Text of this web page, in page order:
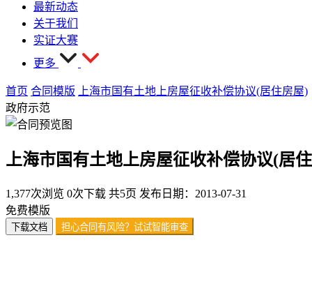
最新动态
关于我们
实证大赛
更多
首页 合同模版
上海市国有土地上房屋征收补偿协议(居住房屋)
政府示范
上海市国有土地上房屋征收补偿协议(居
1,377次浏览 0次下载 共5页 发布日期：2013-07-31
免费模版
下载文档 担心合同有风险？试试智能审查